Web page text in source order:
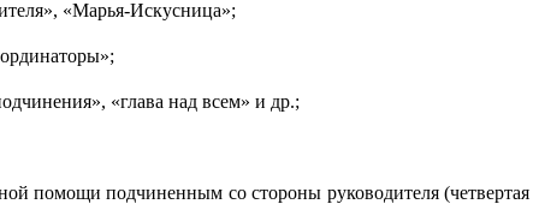
«Марья-Искусница»;
«глава над всем» и др.;
помощи подчинен­ным со стороны руководителя (четвертая